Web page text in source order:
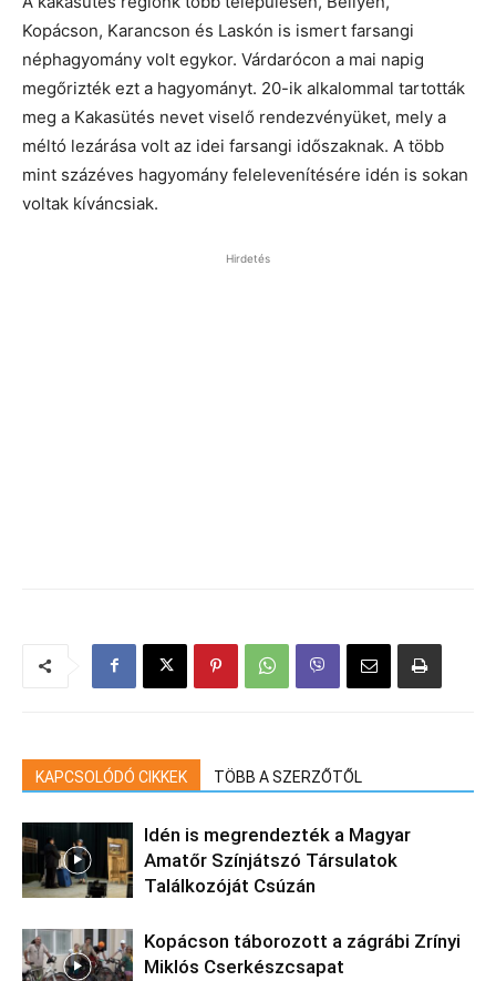
Kopácson, Karancson és Laskón is ismert farsangi
néphagyomány volt egykor. Várdarócon a mai napig
megőrizték ezt a hagyományt. 20-ik alkalommal tartották
meg a Kakasütés nevet viselő rendezvényüket, mely a
méltó lezárása volt az idei farsangi időszaknak. A több
mint százéves hagyomány felelevenítésére idén is sokan
voltak kíváncsiak.
Hirdetés
KAPCSOLÓDÓ CIKKEK TÖBB A SZERZŐTŐL
Idén is megrendezték a Magyar
Amatőr Színjátszó Társulatok
Találkozóját Csúzán
Kopácson táborozott a zágrábi Zrínyi
Miklós Cserkészcsapat